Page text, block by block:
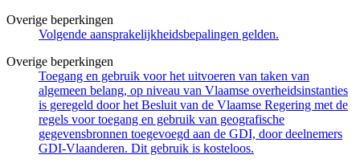
Overige beperkingen
Volgende aansprakelijkheidsbepalingen gelden.
Overige beperkingen
Toegang en gebruik voor het uitvoeren van taken van
algemeen belang, op niveau van Vlaamse overheidsinstanties
is geregeld door het Besluit van de Vlaamse Regering met de
regels voor toegang en gebruik van geografische
gegevensbronnen toegevoegd aan de GDI, door deelnemers
GDI-Vlaanderen. Dit gebruik is kosteloos.